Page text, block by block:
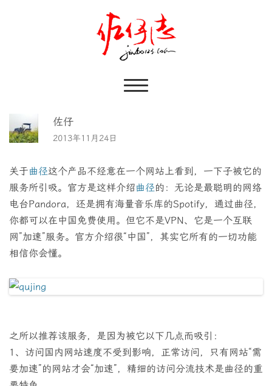
佐仔
2013年11月24日
关于曲径这个产品不经意在一个网站上看到，一下子被它的
服务所引吸。官方是这样介绍曲径的：无论是最聪明的网络
电台Pandora，还是拥有海量音乐库的Spotify，通过曲径，
你都可以在中国免费使用。但它不是VPN、它是一个互联
网”加速”服务。官方介绍很“中国”，其实它所有的一切功能
相信你会懂。
之所以推荐该服务，是因为被它以下几点而吸引：
1、访问国内网站速度不受到影响，正常访问，只有网站“需
要加速”的网站才会“加速”，精细的访问分流技术是曲径的重